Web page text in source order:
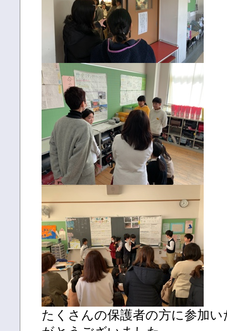
たくさんの保護者の方に参加